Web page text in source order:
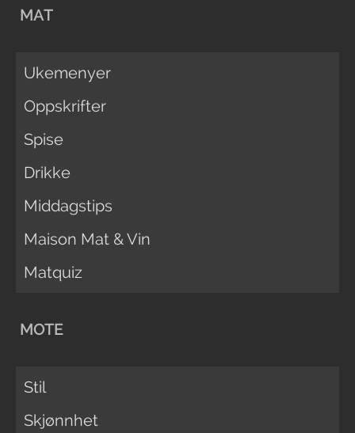
MAT
Ukemenyer
Oppskrifter
Spise
Drikke
Middagstips
Maison Mat & Vin
Matquiz
MOTE
Stil
Skjønnhet